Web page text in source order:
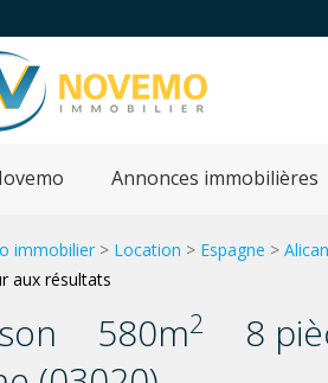
Annonces immobilières
immobilier > Location > Espagne >
aux résultats
580m2
8